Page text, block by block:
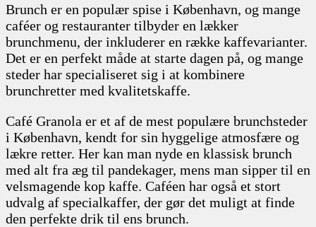
Brunch er en populær spise i København, og mange
caféer og restauranter tilbyder en lækker
brunchmenu, der inkluderer en række kaffevarianter.
Det er en perfekt måde at starte dagen på, og mange
steder har specialiseret sig i at kombinere
brunchretter med kvalitetskaffe.
Café Granola er et af de mest populære brunchsteder
i København, kendt for sin hyggelige atmosfære og
lækre retter. Her kan man nyde en klassisk brunch
med alt fra æg til pandekager, mens man sipper til en
velsmagende kop kaffe. Caféen har også et stort
udvalg af specialkaffer, der gør det muligt at finde
den perfekte drik til ens brunch.